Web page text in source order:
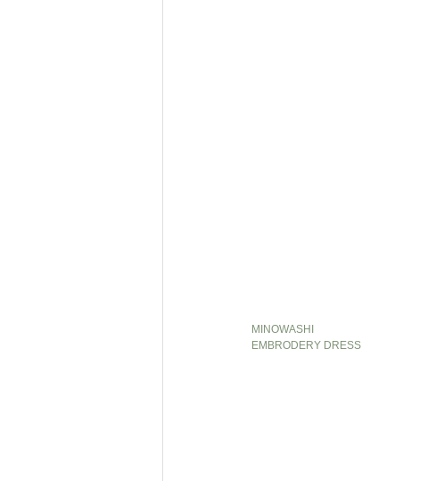
MINOWASHI
EMBRODERY DRESS